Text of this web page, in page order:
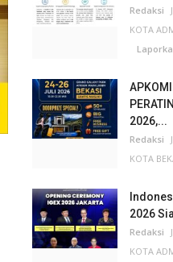
Redaksi
KOTA
2026,...
Redaksi
KOTA
2026
Redaksi
KOTA